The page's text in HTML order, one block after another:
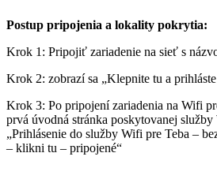
Postup pripojenia a lokality pokrytia:
Krok 1: Pripojiť zariadenie na sieť s
Krok 2: zobrazí sa „Klepnite tu a prihláste
Krok 3: Po pripojení zariadenia na Wifi
prvá úvodná stránka poskytovanej
„Prihlásenie do služby Wifi pre Teba –
– klikni tu – pripojené“